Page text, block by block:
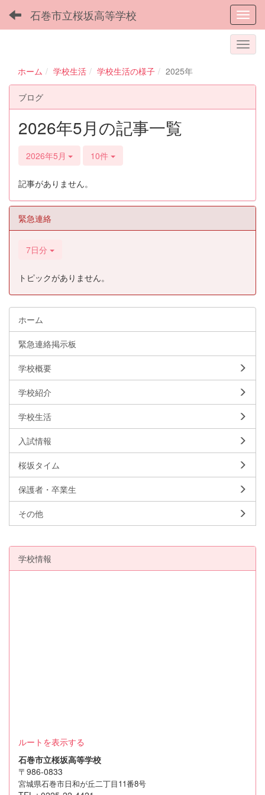
石巻市立桜坂高等学校
ホーム 学校生活 学校生活の様子 2025年
ブログ
2026年5月の記事一覧
2026年5月 10件
記事がありません。
緊急連絡
7日分
トピックがありません。
ホーム
緊急連絡掲示板
学校概要
学校紹介
学校生活
入試情報
桜坂タイム
保護者・卒業生
その他
学校情報
ルートを表示する
石巻市立桜坂高等学校
〒986-0833
宮城県石巻市日和が丘二丁目11番8号